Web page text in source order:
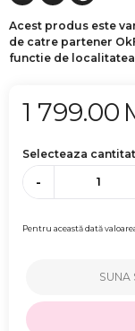
Acest produs este
de catre partener
functie de
1 799.00
Selecteaza
-
Pentru această dată
SUNA